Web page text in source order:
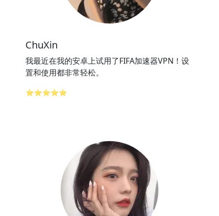
ChuXin
我最近在我的安卓上试用了FIFA加速器VPN！设
置和使用都非常轻松。
⭐⭐⭐⭐⭐